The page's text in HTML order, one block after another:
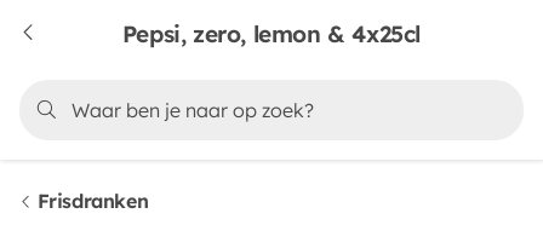
Pepsi, zero, lemon & 4x25cl
Frisdranken